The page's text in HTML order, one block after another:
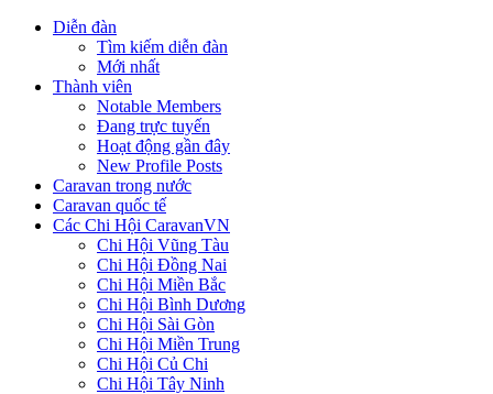
Diễn đàn
Tìm kiếm diễn đàn
Mới nhất
Thành viên
Notable Members
Đang trực tuyến
Hoạt động gần đây
New Profile Posts
Caravan trong nước
Caravan quốc tế
Các Chi Hội CaravanVN
Chi Hội Vũng Tàu
Chi Hội Đồng Nai
Chi Hội Miền Bắc
Chi Hội Bình Dương
Chi Hội Sài Gòn
Chi Hội Miền Trung
Chi Hội Củ Chi
Chi Hội Tây Ninh